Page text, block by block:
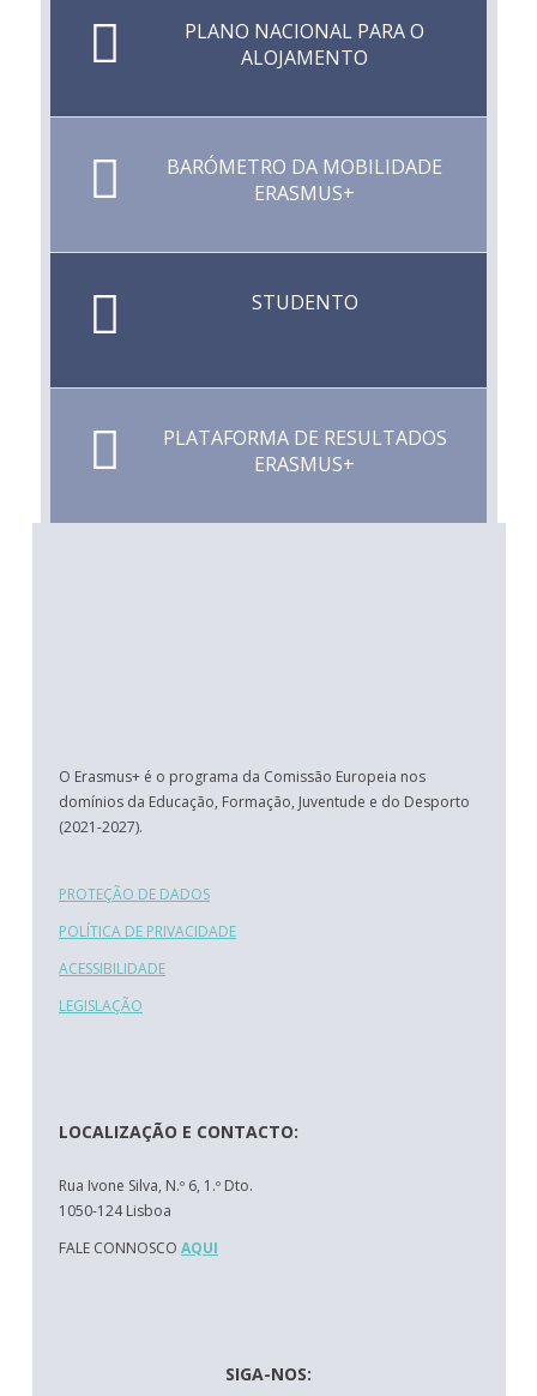
PLANO NACIONAL PARA O
ALOJAMENTO
BARÓMETRO DA MOBILIDADE
ERASMUS+
STUDENTO
PLATAFORMA DE RESULTADOS
ERASMUS+
O Erasmus+ é o programa da Comissão Europeia nos
domínios da Educação, Formação, Juventude e do Desporto
(2021-2027).
PROTEÇÃO DE DADOS
POLÍTICA DE PRIVACIDADE
ACESSIBILIDADE
LEGISLAÇÃO
LOCALIZAÇÃO E CONTACTO:
Rua Ivone Silva, N.º 6, 1.º Dto.
1050-124 Lisboa
FALE CONNOSCO AQUI
SIGA-NOS: